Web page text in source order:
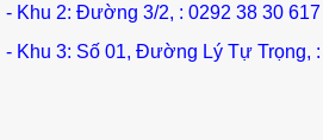
- Khu 2: Đường 3/2, : 0292 38 30 617
- Khu 3: Số 01, Đường Lý Tự Trọng,